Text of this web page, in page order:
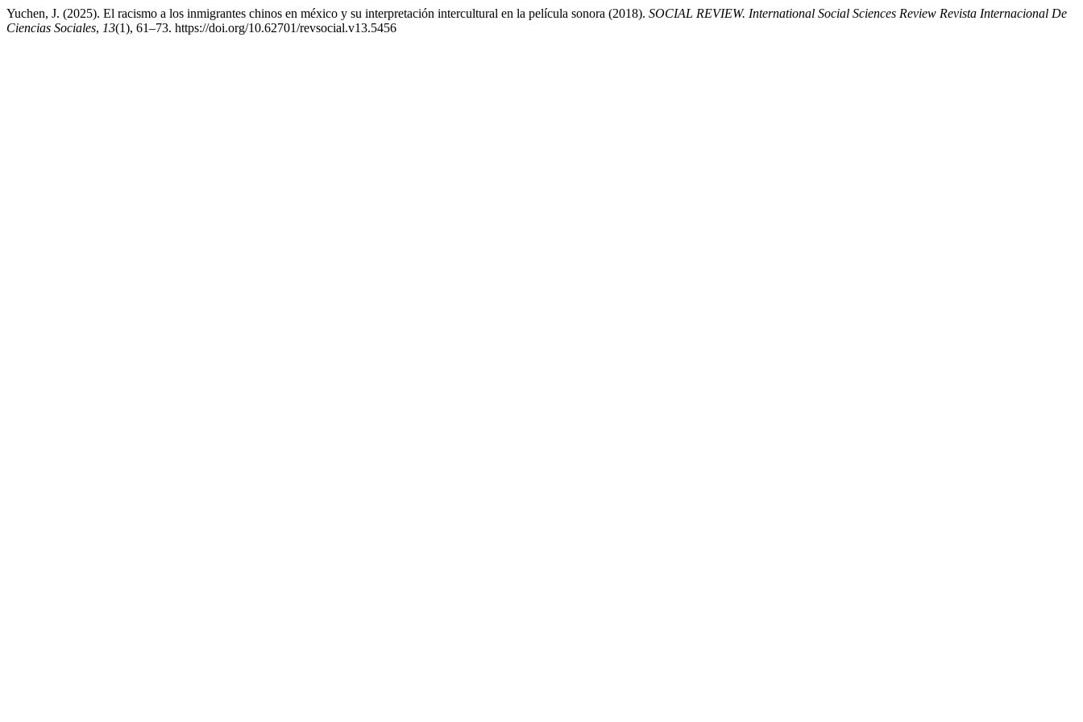
Yuchen, J. (2025). El racismo a los inmigrantes chinos en méxico y su interpretación intercultural en la película sonora (2018). SOCIAL REVIEW. International Social Sciences Review Revista Internacional De
Ciencias Sociales, 13(1), 61–73. https://doi.org/10.62701/revsocial.v13.5456